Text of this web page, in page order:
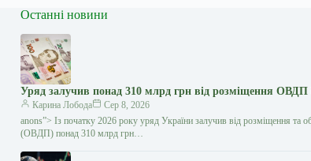
Останні новини
Уряд залучив понад 310 млрд грн від розміщення
Карина Лобода
Сер 8, 2026
anons”> Із початку 2026 року уряд України залучив від розміщення та
(ОВДП) понад 310 млрд грн…